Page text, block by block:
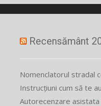
Recensământ
Nomenclatorul stradal
Instrucțiuni cum să te
Autorecenzare asistata